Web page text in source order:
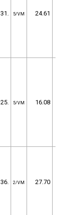
31. 5/VM 24.61
25. 5/VM 16.08
36. 2/VM 27.70